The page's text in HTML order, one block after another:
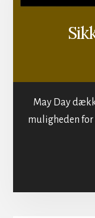
May Day
muligheden for